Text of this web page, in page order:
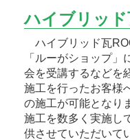
ハイブリッ
ハイブリッド瓦
「ルーがショップ
会を受講するなどを
施工を行ったお客様
の施工が可能となり
施工を数多く実施し
供させていただいて